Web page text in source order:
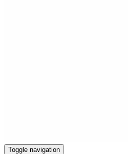
Toggle navigation